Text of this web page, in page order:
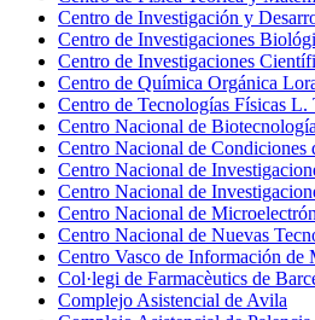
Centro de Investigación y
Centro de Investigaciones
Centro de Investigaciones
Centro de Química Orgánica
Centro de Tecnologías Físicas L.
Centro Nacional de Biotecnología
Centro Nacional de Condiciones
Centro Nacional de
Centro Nacional de
Centro Nacional de
Centro Nacional de Nuevas
Centro Vasco de Información de
Col·legi de Farmacèutics de
Complejo Asistencial de Avila